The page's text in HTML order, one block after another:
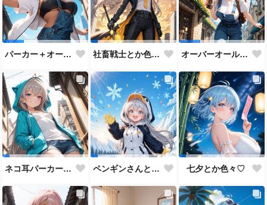
パーカー＋オーバーオールまとめ♡ 社畜戦士とか色々♡ オーバーオールでいってきま～す！！
ネコ耳パーカーとか色々♡ ペンギンさんとか色々♡ 七夕とか色々♡